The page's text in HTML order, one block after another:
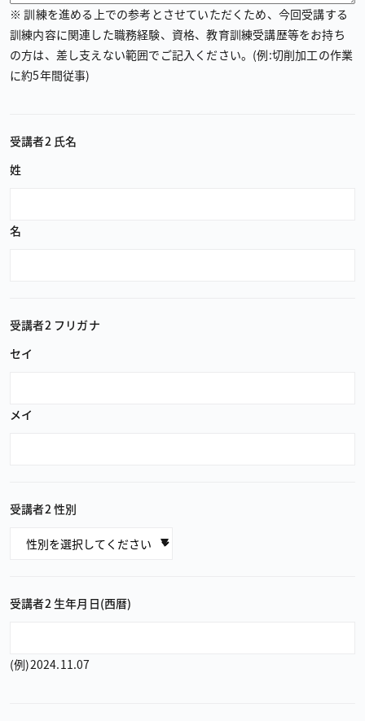
※ 訓練を進める上での参考とさせていただくため、今回受講する
訓練内容に関連した職務経験、資格、教育訓練受講歴等をお持ち
の方は、差し支えない範囲でご記入ください。(例:切削加工の作業
に約5年間従事)
受講者2 氏名
姓
名
受講者2 フリガナ
セイ
メイ
受講者2 性別
受講者2 生年月日（西暦）
（例）2024.11.07